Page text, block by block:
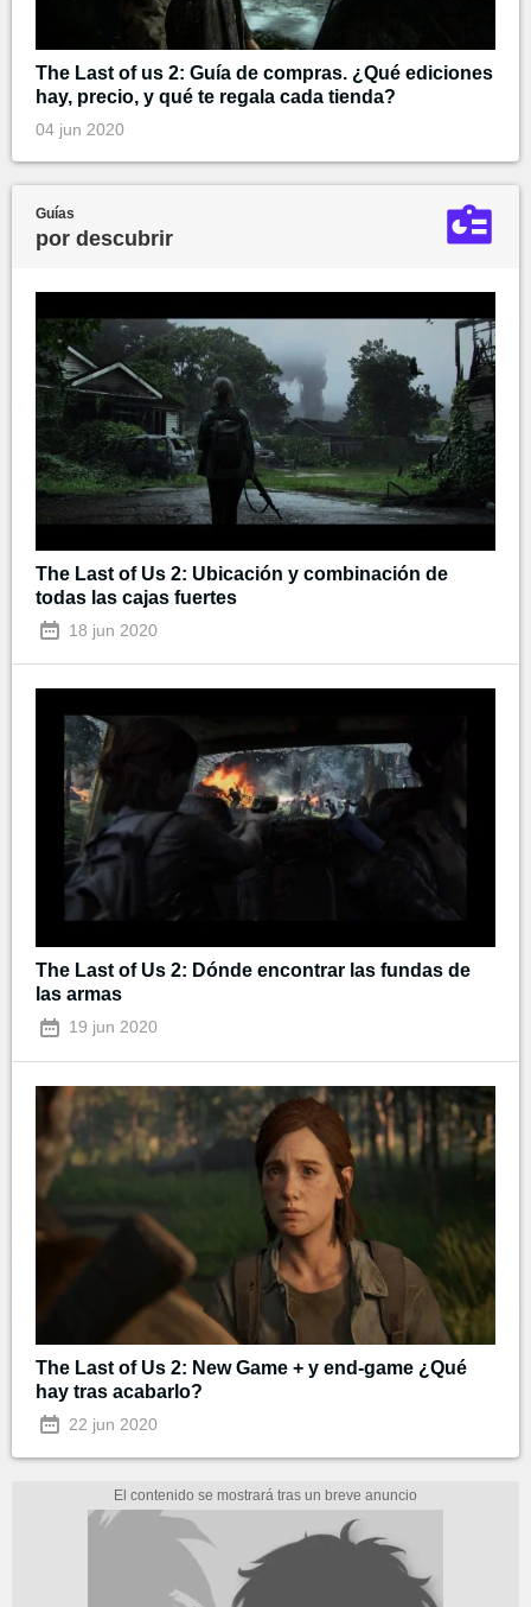
The Last of us 2: Guía de compras. ¿Qué ediciones
hay, precio, y qué te regala cada tienda?
04 jun 2020
Guías
por descubrir
The Last of Us 2: Ubicación y combinación de
todas las cajas fuertes
18 jun 2020
The Last of Us 2: Dónde encontrar las fundas de
las armas
19 jun 2020
The Last of Us 2: New Game + y end-game ¿Qué
hay tras acabarlo?
22 jun 2020